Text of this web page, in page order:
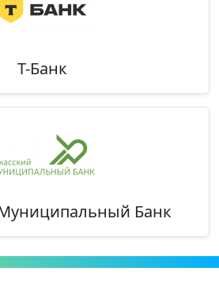
Т-Банк
Банк